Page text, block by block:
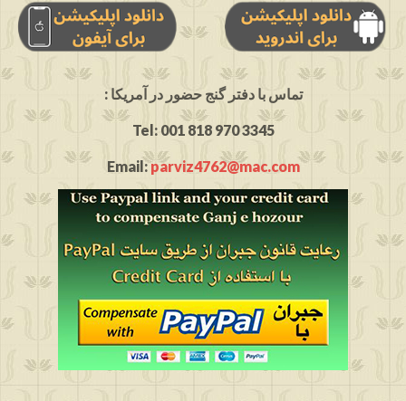
: تماس با دفتر گنج حضور در آمریکا
Tel: 001 818 970 3345
Email:parviz4762@mac.com